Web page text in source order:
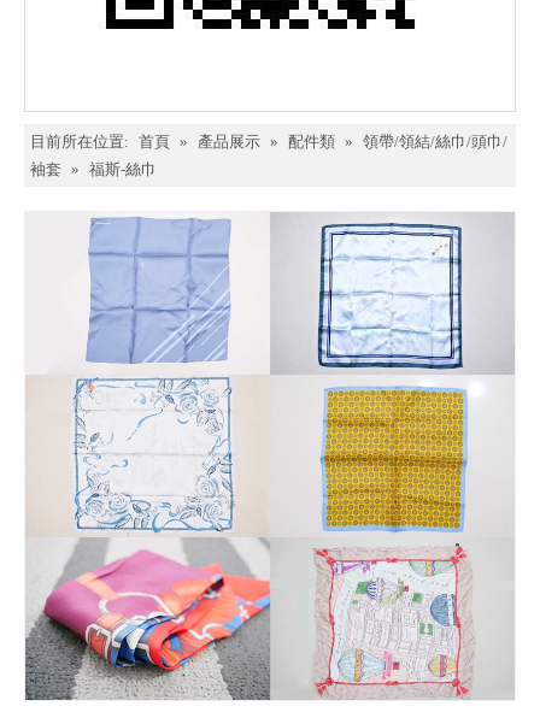
目前所在位置: 首頁 » 產品展示 » 配件類 » 領帶/領結/絲巾/頭巾/
袖套 » 福斯-絲巾